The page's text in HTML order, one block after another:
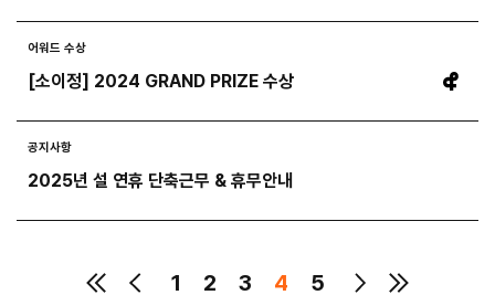
어워드 수상
[소이정] 2024 GRAND PRIZE 수상
공지사항
2025년 설 연휴 단축근무 & 휴무안내
1 2 3 4 5